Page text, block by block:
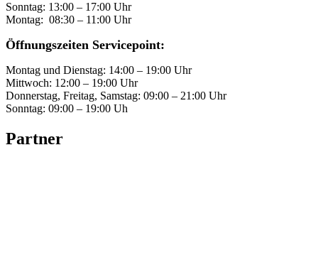
Sonntag: 13:00 – 17:00 Uhr
Montag: 08:30 – 11:00 Uhr
Öffnungszeiten Servicepoint:
Montag und Dienstag: 14:00 – 19:00 Uhr
Mittwoch: 12:00 – 19:00 Uhr
Donnerstag, Freitag, Samstag: 09:00 – 21:00 Uhr
Sonntag: 09:00 – 19:00 Uh
Partner